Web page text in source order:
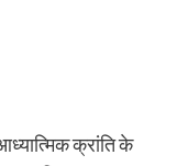
क्रांति के